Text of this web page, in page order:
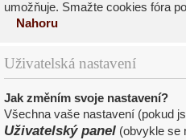
umožňuje. Smažte cookies fóra
Nahoru
Uživatelská nastavení
Jak změním svoje nastavení?
Všechna vaše nastavení (pokud
Uživatelský panel (obvykle se